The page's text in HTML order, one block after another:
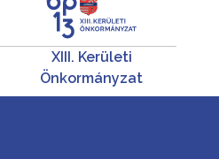
XIII. Kerületi
Önkormányzat